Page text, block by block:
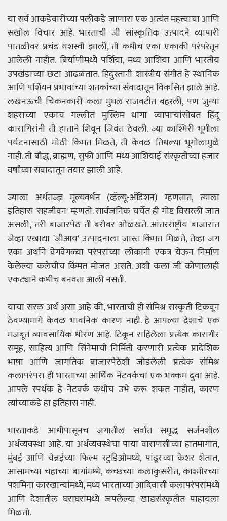
या सर्व आकडेवारीच्या पलीकडे जाणारा एक अत्यंत महत्त्वाचा आणि
सखोल विचार आहे. भारताची जी सांस्कृतिक उत्पादने व्यापारी
पातळीवर प्रचंड यशस्वी झाली, ती कधीच एका एकाकी परंपरेतून
आलेली नाहीत. बिर्याणीमध्ये पर्शिया, मध्य आशिया आणि भारतीय
उपखंडाच्या छटा आढळतात. हिंदुस्तानी शास्त्रीय संगीत हे स्थानिक
आणि पर्शियन प्रभावांच्या शतकांच्या संवादातून विकसित झाले आहे.
लखनऊची चिकनकारी कला मुघल राजवटीत बहरली, पण जुन्या
शहराच्या एकाच गल्लीत मुस्लिम धागा व्यापाऱ्यांसोबत हिंदू
कारागिरांनी ती हाताने शिवून जिवंत ठेवली. ज्या काश्मिरी भूमीला
पर्यटनासाठी मोठी किंमत मिळते, ती केवळ तिथल्या भूगोलामुळे
नाही. ती बौद्ध, ब्राह्मण, सुफी आणि मध्य आशियाई संस्कृतीच्या हजार
वर्षांच्या संवादातून तयार झाली आहे.
ज्याला अर्थतज्ज्ञ मूल्यवर्धन (व्हॅल्यू-अ‍ॅडिशन) म्हणतात, त्याला
इतिहास 'सहजीवन' म्हणतो. सार्वजनिक चर्चेत ही गोष्ट विसरली जात
असली, तरी बाजारपेठ ती बरोबर ओळखते. आंतरराष्ट्रीय बाजारात
जेव्हा एखाद्या 'जीआय' उत्पादनाला जास्त किंमत मिळते, तेव्हा जग
एका अर्थाने वेगवेगळ्या परंपरांच्या लोकांनी एकत्र येऊन निर्माण
केलेल्या कलेचीच किंमत मोजत असते. अशी कला जी कोणालाही
एकट्याने कधीच बनवता आली नसती.
याचा सरळ अर्थ असा आहे की, भारताची ही संमिश्र संस्कृती टिकवून
ठेवण्यामागे केवळ भावनिक कारण नाही. हे आपल्या देशाचे एक
मजबूत व्यावसायिक धोरण आहे. टिकून राहिलेला प्रत्येक कारागीर
समूह, साहित्य आणि सिनेमाची निर्मिती करणारी प्रत्येक प्रादेशिक
भाषा आणि जागतिक बाजारपेठेशी जोडलेली प्रत्येक संमिश्र
कलापरंपरा ही भारताच्या आर्थिक नेटवर्कचा एक भक्कम दुवा आहे.
आपले स्पर्धक हे नेटवर्क कधीच उभे करू शकत नाहीत, कारण
त्यांच्याकडे हा इतिहास नाही.
भारताकडे आधीपासूनच जगातील सर्वात समृद्ध सर्जनशील
अर्थव्यवस्था आहे. या अर्थव्यवस्थेचा पाया वाराणसीच्या हातमागात,
मुंबई आणि चेन्नईच्या फिल्म स्टुडिओमध्ये, पांढूरच्या केशर शेतात,
आसामच्या चहाच्या बागांमध्ये, कच्छच्या कलाकुसरीत, काश्मीरच्या
पशमिना कारखान्यांमध्ये, मध्य भारताच्या आदिवासी कलापरंपरांमध्ये
आणि देशातील घराघरांमध्ये जपलेल्या खाद्यसंस्कृतीत पाहायला
मिळतो.